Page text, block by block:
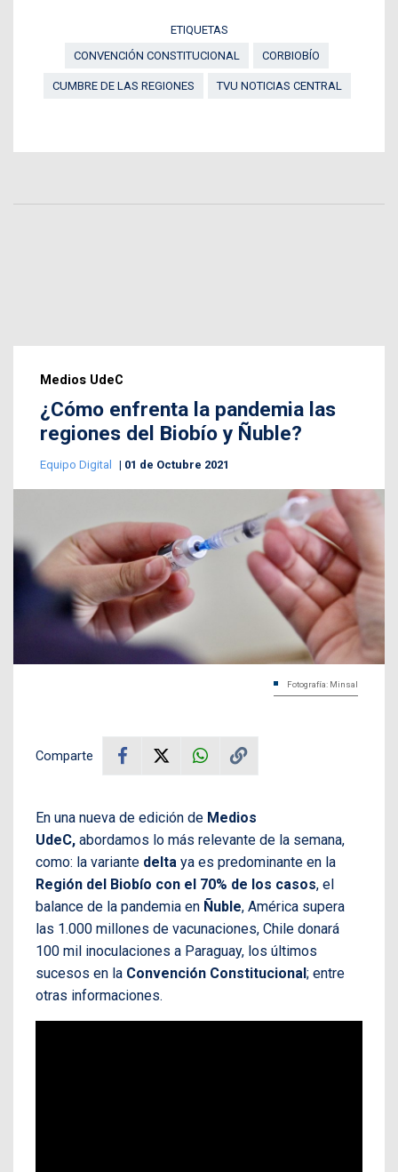
ETIQUETAS
CONVENCIÓN CONSTITUCIONAL
CORBIOBÍO
CUMBRE DE LAS REGIONES TVU NOTICIAS CENTRAL
Medios UdeC
¿Cómo enfrenta la pandemia las
regiones del Biobío y Ñuble?
Equipo Digital 01 de Octubre 2021
Fotografía: Minsal
Comparte
En una nueva de edición de Medios
UdeC, abordamos lo más relevante de la semana,
como: la variante delta ya es predominante en la
Región del Biobío con el 70% de los casos, el
balance de la pandemia en Ñuble, América supera
las 1.000 millones de vacunaciones, Chile donará
100 mil inoculaciones a Paraguay, los últimos
sucesos en la Convención Constitucional; entre
otras informaciones.